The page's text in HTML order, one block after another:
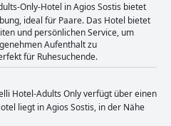
Only-Hotel in Agios Sostis bietet
ideal für Paare. Das Hotel bietet
und persönlichen Service, um
Aufenthalt zu
für Ruhesuchende.
Hotel-Adults Only verfügt über einen
liegt in Agios Sostis, in der Nähe